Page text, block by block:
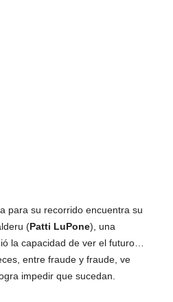
para su recorrido encuentra su
(Patti LuPone), una
la capacidad de ver el futuro…
entre fraude y fraude, ve
impedir que sucedan.